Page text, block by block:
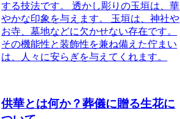
する技法です。
透かし彫りの玉垣は、華
やかな印象を与えます。 玉垣は、神社や
お寺、墓地などに欠かせない存在です。
その機能性と装飾性を兼ね備えた佇まい
は、人々に安らぎを与えてくれます。
供華とは何か？葬儀に贈る生花に